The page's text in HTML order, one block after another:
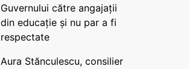
Guvernului către angajații
din educație și nu par a fi
respectate
Aura Stănculescu, consilier